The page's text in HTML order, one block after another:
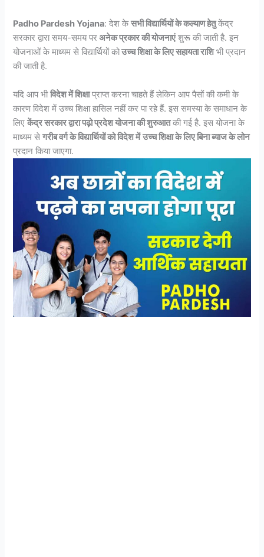
Padho Pardesh Yojana: देश केसभी विद्यार्थियों के कल्याण हेतुकेंद्र
सरकार द्वारा समय-समय परअनेक प्रकार की योजनाएंशुरू की जाती है. इन
योजनाओं के माध्यम से विद्यार्थियों कोउच्च शिक्षा के लिए सहायता राशिभी प्रदान
की जाती है.
यदि आप भीविदेश में शिक्षाप्राप्त करना चाहते हैं लेकिन आप पैसों की कमी के
कारण विदेश में उच्च शिक्षा हासिल नहीं कर पा रहे हैं. इस समस्या के समाधान के
लिएकेंद्र सरकार द्वारा पढ़ो प्रदेश योजना की शुरुआतकी गई है. इस योजना के
माध्यम सेगरीब वर्ग के विद्यार्थियों को विदेश में उच्च शिक्षा के लिए बिना ब्याज के लोन
प्रदान किया जाएगा.